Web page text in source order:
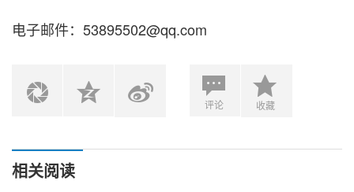
电子邮件：53895502@qq.com
评论 收藏
相关阅读